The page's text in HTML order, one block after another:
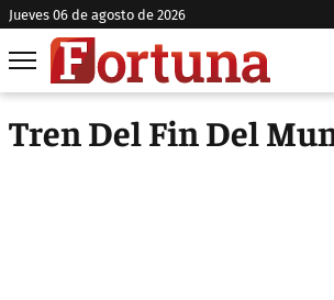
jueves 06 de agosto de 2026
Tren Del Fin Del